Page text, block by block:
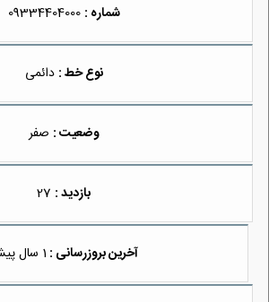
شماره : 09334404000
نوع خط : دائمی
وضعیت : صفر
بازدید :
آخرین بروزرسانی : 1 سال پیش